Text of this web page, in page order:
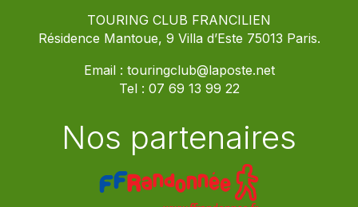
TOURING CLUB FRANCILIEN
Résidence Mantoue, 9 Villa d’Este 75013 Paris.
Email : touringclub@laposte.net
Tel : 07 69 13 99 22
Nos partenaires